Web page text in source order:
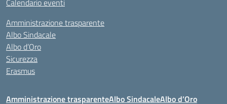
Calendario eventi
Amministrazione trasparente
Albo Sindacale
Albo d’Oro
Sicurezza
Erasmus
Amministrazione trasparenteAlbo SindacaleAlbo d’Oro